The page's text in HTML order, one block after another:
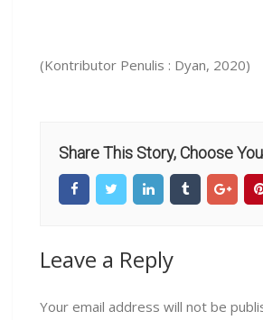
(Kontributor Penulis : Dyan, 2020)
Share This Story, Choose
Leave a Reply
Your email address will not be